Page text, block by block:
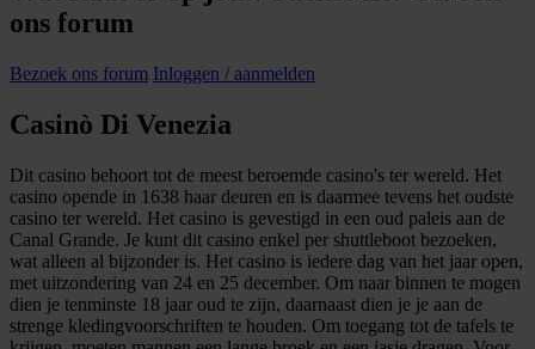
ons forum
Bezoek ons forum Inloggen / aanmelden
Casinò Di Venezia
Dit casino behoort tot de meest beroemde casino's ter wereld. Het
casino opende in 1638 haar deuren en is daarmee tevens het oudste
casino ter wereld. Het casino is gevestigd in een oud paleis aan de
Canal Grande. Je kunt dit casino enkel per shuttleboot bezoeken,
wat alleen al bijzonder is. Het casino is iedere dag van het jaar open,
met uitzondering van 24 en 25 december. Om naar binnen te mogen
dien je tenminste 18 jaar oud te zijn, daarnaast dien je je aan de
strenge kledingvoorschriften te houden. Om toegang tot de tafels te